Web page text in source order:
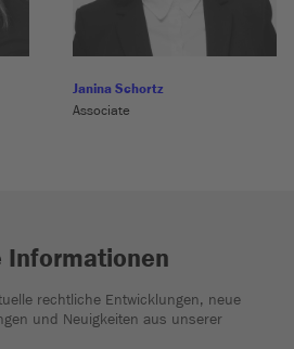
Janina Schortz
Associate
Informationen
rechtliche Entwicklungen, neue
und Neuigkeiten aus unserer